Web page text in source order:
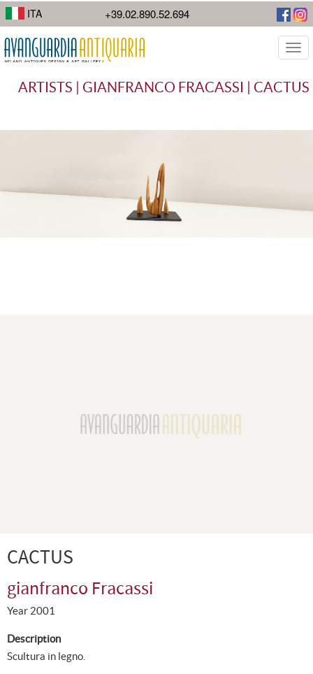
I suoi lavori di street photography mostrano la diversità della città.
ITA +39.02.890.52.694
ARTISTS | GIANFRANCO FRACASSI | CACTUS
CACTUS
gianfranco Fracassi
Year 2001
Description
Scultura in legno.